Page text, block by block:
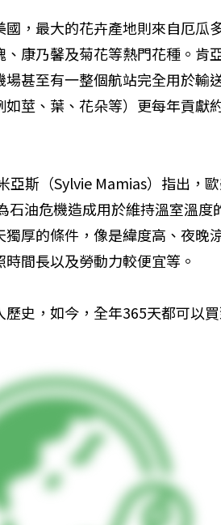
，最大的花卉產地則來自厄瓜
康乃馨及菊花等熱門花種。肯
甚至有一整個航站完全用於輸
莖、葉、花朵等）更每年貢獻
亞斯（Sylvie Mamias）指出，
石油危機造成用於維持溫室溫度
厚的條件，像是緯度高、夜晚
間長以及勞動力較便宜等。
史，如今，全年365天都可以